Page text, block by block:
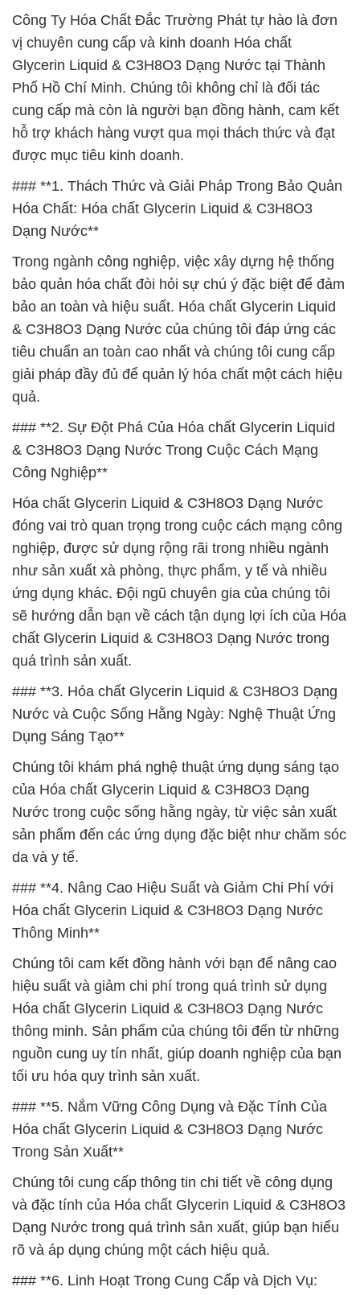
Công Ty Hóa Chất Đắc Trường Phát tự hào là đơn
vị chuyên cung cấp và kinh doanh Hóa chất
Glycerin Liquid & C3H8O3 Dạng Nước tại Thành
Phố Hồ Chí Minh. Chúng tôi không chỉ là đối tác
cung cấp mà còn là người bạn đồng hành, cam kết
hỗ trợ khách hàng vượt qua mọi thách thức và đạt
được mục tiêu kinh doanh.
### **1. Thách Thức và Giải Pháp Trong Bảo Quản
Hóa Chất: Hóa chất Glycerin Liquid & C3H8O3
Dạng Nước**
Trong ngành công nghiệp, việc xây dựng hệ thống
bảo quản hóa chất đòi hỏi sự chú ý đặc biệt để đảm
bảo an toàn và hiệu suất. Hóa chất Glycerin Liquid
& C3H8O3 Dạng Nước của chúng tôi đáp ứng các
tiêu chuẩn an toàn cao nhất và chúng tôi cung cấp
giải pháp đầy đủ để quản lý hóa chất một cách hiệu
quả.
### **2. Sự Đột Phá Của Hóa chất Glycerin Liquid
& C3H8O3 Dạng Nước Trong Cuộc Cách Mạng
Công Nghiệp**
Hóa chất Glycerin Liquid & C3H8O3 Dạng Nước
đóng vai trò quan trọng trong cuộc cách mạng công
nghiệp, được sử dụng rộng rãi trong nhiều ngành
như sản xuất xà phòng, thực phẩm, y tế và nhiều
ứng dụng khác. Đội ngũ chuyên gia của chúng tôi
sẽ hướng dẫn bạn về cách tận dụng lợi ích của Hóa
chất Glycerin Liquid & C3H8O3 Dạng Nước trong
quá trình sản xuất.
### **3. Hóa chất Glycerin Liquid & C3H8O3 Dạng
Nước và Cuộc Sống Hằng Ngày: Nghệ Thuật Ứng
Dụng Sáng Tạo**
Chúng tôi khám phá nghệ thuật ứng dụng sáng tạo
của Hóa chất Glycerin Liquid & C3H8O3 Dạng
Nước trong cuộc sống hằng ngày, từ việc sản xuất
sản phẩm đến các ứng dụng đặc biệt như chăm sóc
da và y tế.
### **4. Nâng Cao Hiệu Suất và Giảm Chi Phí với
Hóa chất Glycerin Liquid & C3H8O3 Dạng Nước
Thông Minh**
Chúng tôi cam kết đồng hành với bạn để nâng cao
hiệu suất và giảm chi phí trong quá trình sử dụng
Hóa chất Glycerin Liquid & C3H8O3 Dạng Nước
thông minh. Sản phẩm của chúng tôi đến từ những
nguồn cung uy tín nhất, giúp doanh nghiệp của bạn
tối ưu hóa quy trình sản xuất.
### **5. Nắm Vững Công Dụng và Đặc Tính Của
Hóa chất Glycerin Liquid & C3H8O3 Dạng Nước
Trong Sản Xuất**
Chúng tôi cung cấp thông tin chi tiết về công dụng
và đặc tính của Hóa chất Glycerin Liquid & C3H8O3
Dạng Nước trong quá trình sản xuất, giúp bạn hiểu
rõ và áp dụng chúng một cách hiệu quả.
### **6. Linh Hoạt Trong Cung Cấp và Dịch Vụ: